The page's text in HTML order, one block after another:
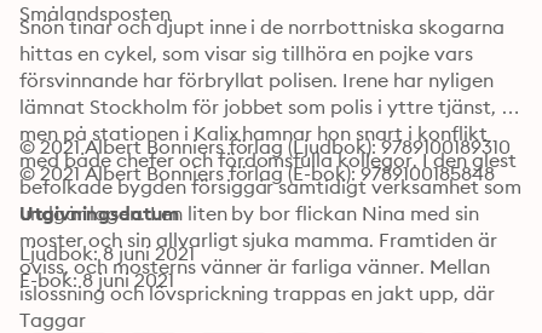
Smålandsposten
Snön tinar och djupt inne i de norrbottniska skogarna
hittas en cykel, som visar sig tillhöra en pojke vars
försvinnande har förbryllat polisen. Irene har nyligen
lämnat Stockholm för jobbet som polis i yttre tjänst,
men på stationen i Kalix hamnar hon snart i konflikt
med både chefer och fördomsfulla kollegor. I den glest
befolkade bygden försiggår samtidigt verksamhet som
undgår lagen. I en liten by bor flickan Nina med sin
moster och sin allvarligt sjuka mamma. Framtiden är
oviss, och mosterns vänner är farliga vänner. Mellan
islossning och lövsprickning trappas en jakt upp, där
människors sanna väsen ska träda i dagen.
© 2021 Albert Bonniers förlag (Ljudbok): 9789100189310
© 2021 Albert Bonniers förlag (E-bok): 9789100185848
Utgivningsdatum
Ljudbok: 8 juni 2021
E-bok: 8 juni 2021
Taggar